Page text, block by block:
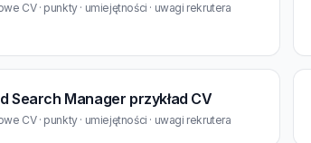
CV · punkty · umiejętności · uwagi rekrutera
Search Manager przykład CV
CV · punkty · umiejętności · uwagi rekrutera